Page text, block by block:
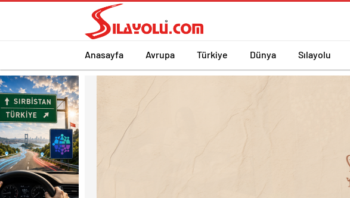
Anasayfa Avrupa Türkiye Dünya Sılayolu